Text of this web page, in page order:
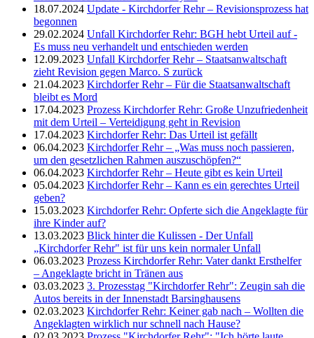
18.07.2024 Update - Kirchdorfer Rehr – Revisionsprozess hat
begonnen
29.02.2024 Unfall Kirchdorfer Rehr: BGH hebt Urteil auf -
Es muss neu verhandelt und entschieden werden
12.09.2023 Unfall Kirchdorfer Rehr – Staatsanwaltschaft
zieht Revision gegen Marco. S zurück
21.04.2023 Kirchdorfer Rehr – Für die Staatsanwaltschaft
bleibt es Mord
17.04.2023 Prozess Kirchdorfer Rehr: Große Unzufriedenheit
mit dem Urteil – Verteidigung geht in Revision
17.04.2023 Kirchdorfer Rehr: Das Urteil ist gefällt
06.04.2023 Kirchdorfer Rehr – „Was muss noch passieren,
um den gesetzlichen Rahmen auszuschöpfen?“
06.04.2023 Kirchdorfer Rehr – Heute gibt es kein Urteil
05.04.2023 Kirchdorfer Rehr – Kann es ein gerechtes Urteil
geben?
15.03.2023 Kirchdorfer Rehr: Opferte sich die Angeklagte für
ihre Kinder auf?
13.03.2023 Blick hinter die Kulissen - Der Unfall
„Kirchdorfer Rehr" ist für uns kein normaler Unfall
06.03.2023 Prozess Kirchdorfer Rehr: Vater dankt Ersthelfer
– Angeklagte bricht in Tränen aus
03.03.2023 3. Prozesstag "Kirchdorfer Rehr": Zeugin sah die
Autos bereits in der Innenstadt Barsinghausens
02.03.2023 Kirchdorfer Rehr: Keiner gab nach – Wollten die
Angeklagten wirklich nur schnell nach Hause?